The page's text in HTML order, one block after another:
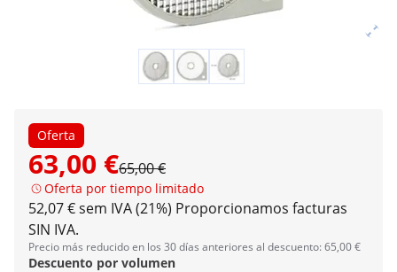
Oferta
63,00 €65,00 €
Oferta por tiempo limitado
52,07 € sem IVA (21%) Proporcionamos facturas
SIN IVA.
Precio más reducido en los 30 días anteriores al descuento: 65,00 €
Descuento por volumen